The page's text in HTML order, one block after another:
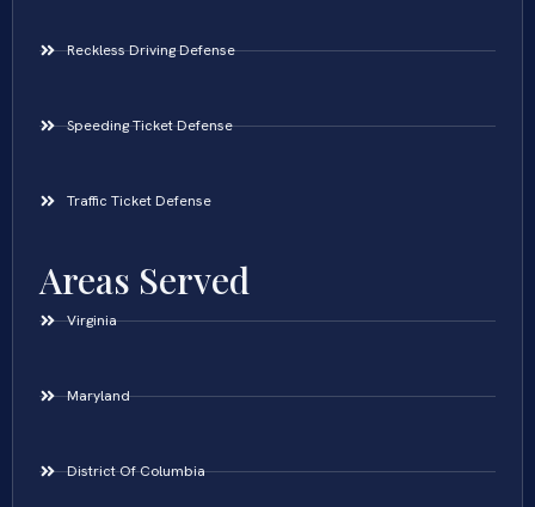
Reckless Driving Defense
Speeding Ticket Defense
Traffic Ticket Defense
Areas Served
Virginia
Maryland
District Of Columbia